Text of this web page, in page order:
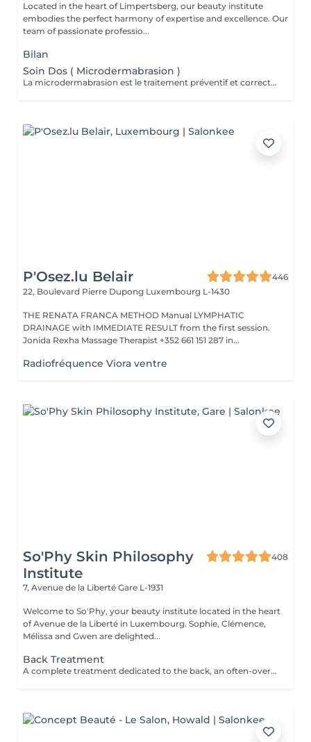
Located in the heart of Limpertsberg, our beauty institute
embodies the perfect harmony of expertise and excellence. Our
team of passionate professio...
Bilan
Soin Dos ( Microdermabrasion )
La microdermabrasion est le traitement préventif et correctif par excellence. Elle stimule la régénération cellulaire et la production de cellules jeunes. À l'aide d'une tête diamantée, la microdermabrasion enlève toutes les cellules mortes. Dès le premier traitement, la peau est plus éclatante, plus douce et visiblement exfoliée.
P'Osez.lu Belair
446
22, Boulevard Pierre Dupong Luxembourg L-1430
THE RENATA FRANCA METHOD Manual LYMPHATIC
DRAINAGE with IMMEDIATE RESULT from the first session.
Jonida Rexha Massage Therapist +352 661 151 287 in...
Radiofréquence Viora ventre
So'Phy Skin Philosophy
Institute
408
7, Avenue de la Liberté Gare L-1931
Welcome to So'Phy, your beauty institute located in the heart
of Avenue de la Liberté in Luxembourg. Sophie, Clémence,
Mélissa and Gwen are delighted...
Back Treatment
A complete treatment dedicated to the back, an often-overlooked area that can be prone to tension and imperfections. The treatment begins with cleansing and exfoliation to purify the skin, refine its texture and improve its overall appearance. Depending on your needs and the selected duration (30 or 60 minutes), more targeted work may be performed to deeply cleanse and rebalance the skin. The treatment ends with a relaxing massage to release accumulated tension and provide an immediate sense of well-being. The skin feels clearer, smoother, and the back deeply relaxed. An ideal treatment to care for this often-neglected area while enjoying a moment of relaxation.